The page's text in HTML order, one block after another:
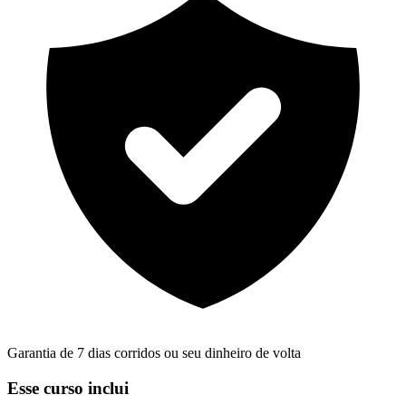
Garantia de 7 dias corridos ou seu dinheiro de volta
Esse curso inclui